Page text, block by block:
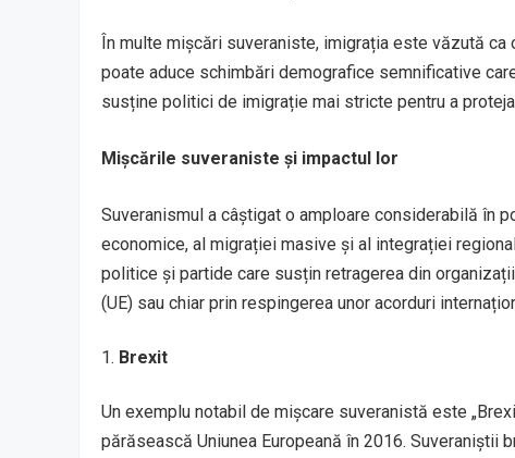
În multe mișcări suveraniste, imigrația este văzută
poate aduce schimbări demografice semnificative
susține politici de imigrație mai stricte pentru a
Mișcările suveraniste și impactul lor
Suveranismul a câștigat o amploare considerabilă în
economice, al migrației masive și al integrației
politice și partide care susțin retragerea din
(UE) sau chiar prin respingerea unor acorduri
Brexit
Un exemplu notabil de mișcare suveranistă este
părăsească Uniunea Europeană în 2016. Suveraniștii